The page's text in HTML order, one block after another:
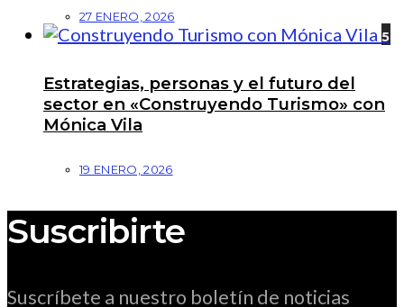
27 ENERO, 2026
5
Estrategias, personas y el futuro del
sector en «Construyendo Turismo» con
Mónica Vila
19 ENERO, 2026
Suscribirte
Suscríbete a nuestro boletín de noticias